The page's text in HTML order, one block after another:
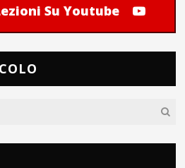
Su Youtube